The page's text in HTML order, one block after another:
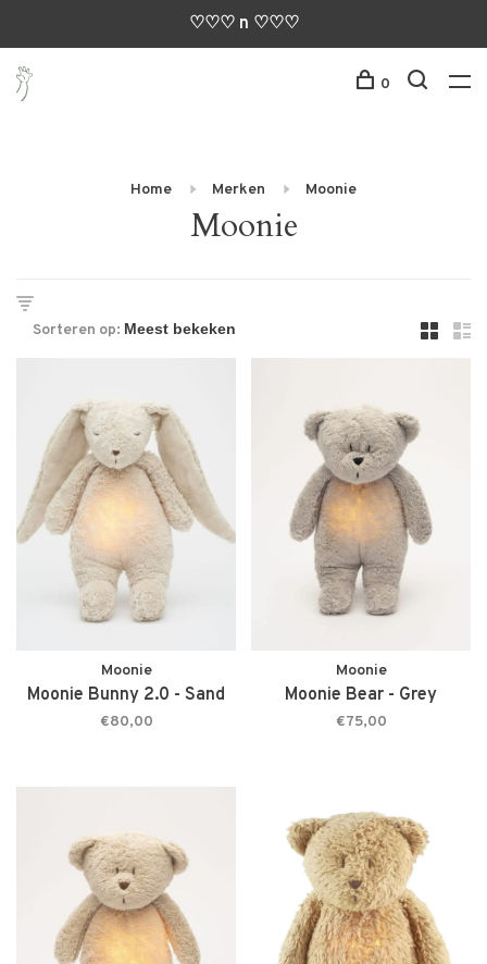
♡♡♡ n ♡♡♡
0
Home Merken Moonie
Moonie
Sorteren op:
Moonie
Moonie Bunny 2.0 - Sand
€80,00
Moonie
Moonie Bear - Grey
€75,00